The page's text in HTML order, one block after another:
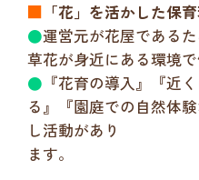
■ 「花」を活かした保
●運営元が花屋である
草花が身近にある環境で
● 『花育の導入』『近
る』『園庭での自然体
し活動があり
ます。